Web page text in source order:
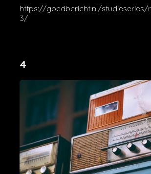
https://goedbericht.nl/studieseries/
3/
4